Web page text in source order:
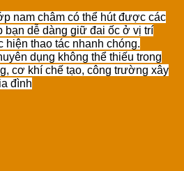
nam châm có thể hút được các
bạn dễ dàng giữ đai ốc ở vị trí
hiện thao tác nhanh chóng.
dụng không thể thiếu trong
cơ khí chế tạo, công trường xây
đình